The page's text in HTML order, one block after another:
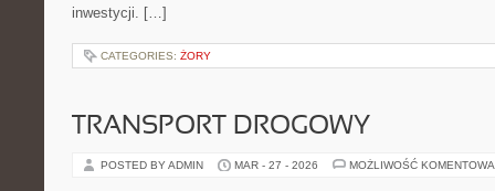
inwestycji. […]
CATEGORIES: ŻORY
TRANSPORT DROGOWY
POSTED BY ADMIN MAR - 27 - 2026 MOŻLIWOŚĆ